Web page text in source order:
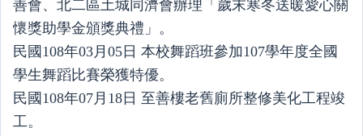
善會、北二區土城同濟會辦理「歲末寒冬送暖愛心關
懷獎助學金頒獎典禮」。
民國108年03月05日 本校舞蹈班參加107學年度全國
學生舞蹈比賽榮獲特優。
民國108年07月18日 至善樓老舊廁所整修美化工程竣
工。